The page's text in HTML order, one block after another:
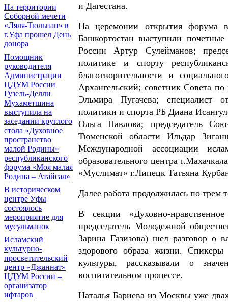
На территории
Соборной мечети
«Ляля-Тюльпан» в
г.Уфа прошел День
донора
Помощник
руководителя
Администрации
ЦДУМ России
Гузель-Делли
Мухаметшина
выступила на
заседании круглого
стола «Духовное
пространство
малой Родины»
республиканского
форума «Моя малая
Родина – Атайсал»
В историческом
центре Уфы
состоялось
мероприятие для
мусульманок
Исламский
культурно-
просветительский
центр «Джаннат»
ЦДУМ России –
организатор
ифтаров
и Дагестана.
На церемонии открытия форума в
Башкортостан выступили
России Артур Сулейманов;
политике и спорту
благотворительности и
Архангельский; советник Совета
Эльмира Пугачева; специалист
политики и спорта РБ Диана
Ольга Павлова; председатель
Тюменской области Ильдар
Международной ассоциации
образовательного центра
«Муслимат» г.Липецк Татьяна
Далее работа продолжилась по трем
В секции «Духовно-
председатель Молодежной
Зарина Газизова) шел разговор о
здорового образа жизни. Спикеры
культуры, рассказывали о
воспитательном процессе.
Наталья Бариева из Москвы уже